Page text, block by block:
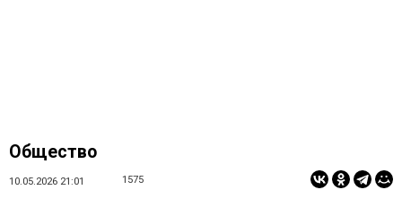
Общество
10.05.2026 21:01 1575